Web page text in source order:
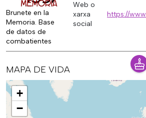
Brunete en la
Memoria. Base
de datos de
combatientes
Web o
xarxa
social
https://
MAPA DE VIDA
Mapa
+
−